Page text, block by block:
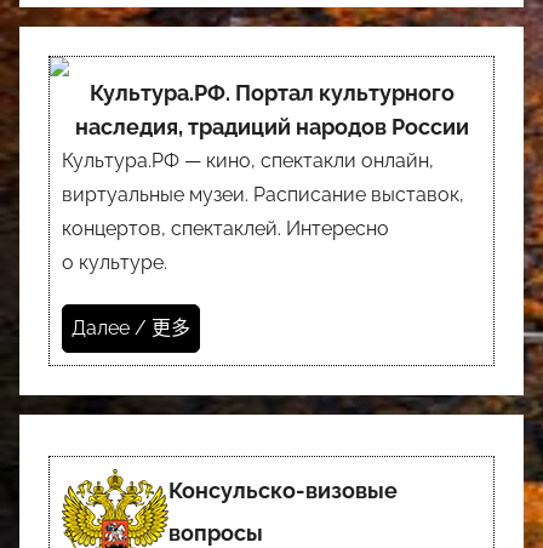
Культура.РФ. Портал культурного
наследия, традиций народов России
Культура.РФ — кино, спектакли онлайн,
виртуальные музеи. Расписание выставок,
концертов, спектаклей. Интересно
о культуре.
Далее / 更多
Консульско-визовые
вопросы